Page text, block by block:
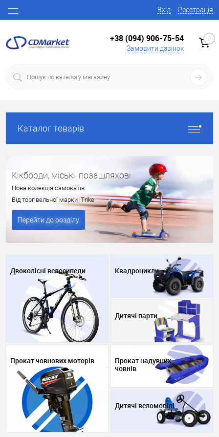
Вхід Реєстрація
+38 (094) 906-75-54
Замовити дзвінок
0
Каталог товарів
Кікборди, міські, позашляхові
Нова колекція самокатів
Від торгівельної марки iTrike
Перейти до розділу
Двоколісні велосипеди Квадроцикли
Дитячі парти
Прокат човнових моторів
Прокат надувних
човнів
Дитячі веломобілі